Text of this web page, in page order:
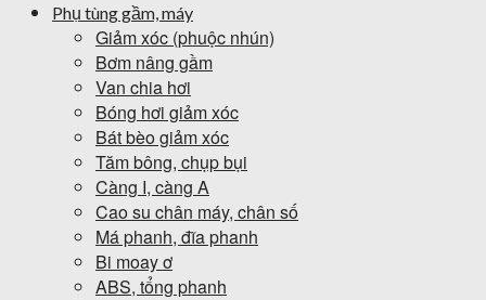
Phụ tùng gầm, máy
Giảm xóc (phuộc nhún)
Bơm nâng gầm
Van chia hơi
Bóng hơi giảm xóc
Bát bèo giảm xóc
Tăm bông, chụp bụi
Càng I, càng A
Cao su chân máy, chân số
Má phanh, đĩa phanh
Bi moay ơ
ABS, tổng phanh